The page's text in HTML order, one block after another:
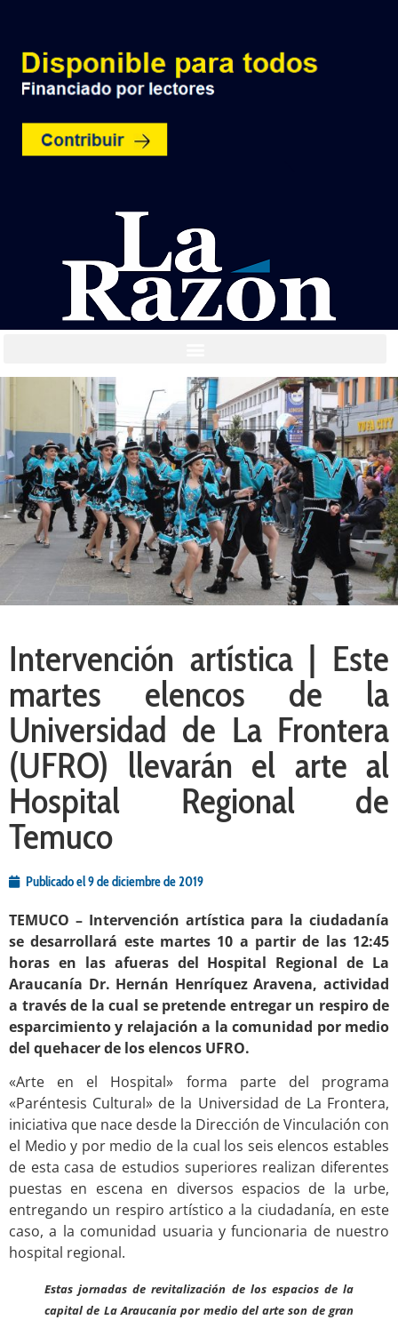
Intervención artística | Este
martes elencos de la
Universidad de La Frontera
(UFRO) llevarán el arte al
Hospital Regional de
Temuco
Publicado el9 de diciembre de 2019
TEMUCO – Intervención artística para la ciudadanía
se desarrollará este martes 10 a partir de las 12:45
horas en las afueras del Hospital Regional de La
Araucanía Dr. Hernán Henríquez Aravena, actividad
a través de la cual se pretende entregar un respiro de
esparcimiento y relajación a la comunidad por medio
del quehacer de los elencos UFRO.
«Arte en el Hospital» forma parte del programa
«Paréntesis Cultural» de la Universidad de La Frontera,
iniciativa que nace desde la Dirección de Vinculación con
el Medio y por medio de la cual los seis elencos estables
de esta casa de estudios superiores realizan diferentes
puestas en escena en diversos espacios de la urbe,
entregando un respiro artístico a la ciudadanía, en este
caso, a la comunidad usuaria y funcionaria de nuestro
hospital regional.
Estas jornadas de revitalización de los espacios de la
capital de La Araucanía por medio del arte son de gran